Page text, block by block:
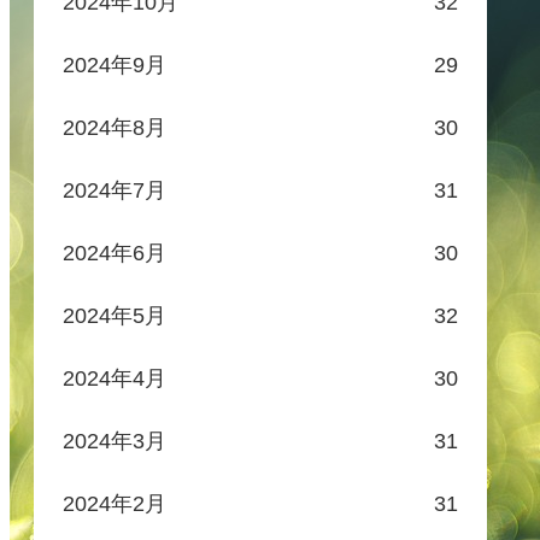
2024年9月 29
2024年8月 30
2024年7月 31
2024年6月 30
2024年5月 32
2024年4月 30
2024年3月 31
2024年2月 31